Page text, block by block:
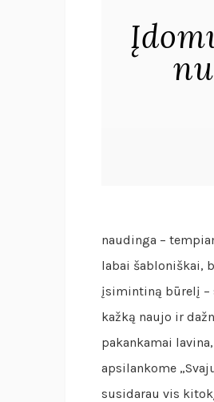
naudinga –
labai šabloniškai,
įsimintiną būrelį –
kažką naujo ir
pakankamai
apsilankome
susidarau vis